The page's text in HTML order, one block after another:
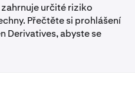
určité riziko
Přečtěte si prohlášení
Derivatives, abyste se